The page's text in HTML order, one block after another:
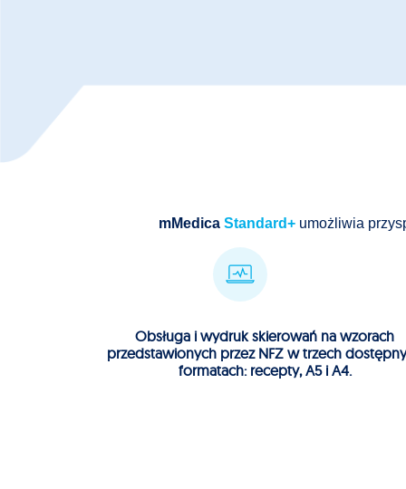
mMedica Standard+ umożliwia
Obsługa i wydruk skierowań na wzorach
przedstawionych przez NFZ w trzech
formatach: recepty, A5 i A4.